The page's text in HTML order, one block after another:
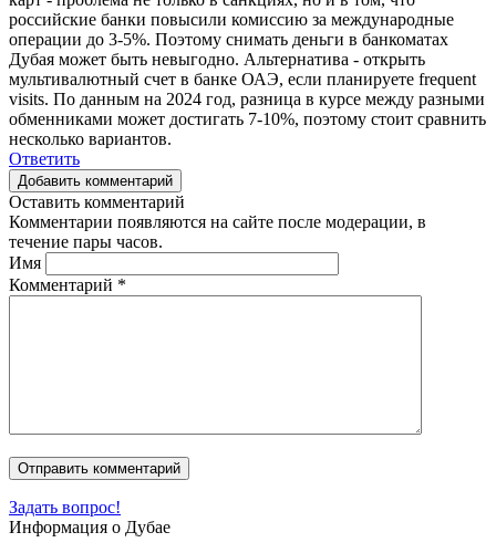
российские банки повысили комиссию за международные
операции до 3-5%. Поэтому снимать деньги в банкоматах
Дубая может быть невыгодно. Альтернатива - открыть
мультивалютный счет в банке ОАЭ, если планируете frequent
visits. По данным на 2024 год, разница в курсе между разными
обменниками может достигать 7-10%, поэтому стоит сравнить
несколько вариантов.
Ответить
Добавить комментарий
Оставить комментарий
Комментарии появляются на сайте после модерации, в
течение пары часов.
Имя
Комментарий *
Задать вопрос!
Информация о Дубае